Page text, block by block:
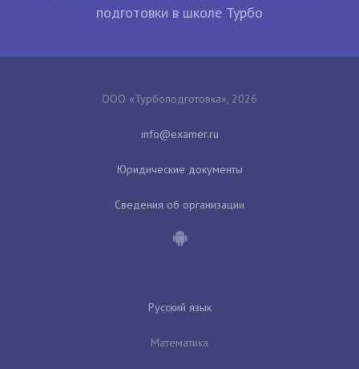
подготовки в школе Турбо
ООО «Турбоподготовка», 2026
Юридические документы
Сведения об организации
Русский язык
Математика